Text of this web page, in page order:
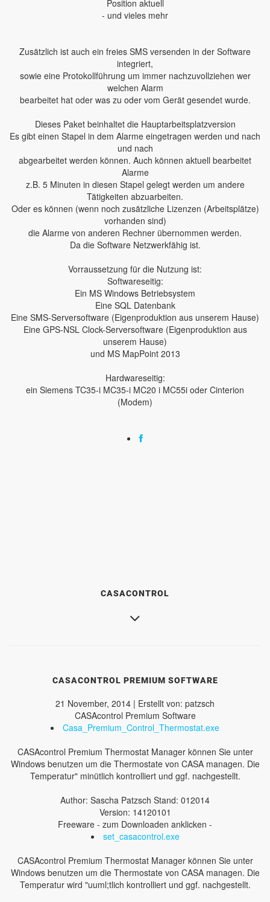
Position aktuell
- und vieles mehr
Zusätzlich ist auch ein freies SMS versenden in der Software
integriert,
sowie eine Protokollführung um immer nachzuvollziehen wer
welchen Alarm
bearbeitet hat oder was zu oder vom Gerät gesendet wurde.
Dieses Paket beinhaltet die Hauptarbeitsplatzversion
Es gibt einen Stapel in dem Alarme eingetragen werden und nach
und nach
abgearbeitet werden können. Auch können aktuell bearbeitet
Alarme
z.B. 5 Minuten in diesen Stapel gelegt werden um andere
Tätigkeiten abzuarbeiten.
Oder es können (wenn noch zusätzliche Lizenzen (Arbeitsplätze)
vorhanden sind)
die Alarme von anderen Rechner übernommen werden.
Da die Software Netzwerkfähig ist.
Vorraussetzung für die Nutzung ist:
Softwareseitig:
Ein MS Windows Betriebsystem
Eine SQL Datenbank
Eine SMS-Serversoftware (Eigenproduktion aus unserem Hause)
Eine GPS-NSL Clock-Serversoftware (Eigenproduktion aus
unserem Hause)
und MS MapPoint 2013
Hardwareseitig:
ein Siemens TC35-i MC35-i MC20 i MC55i oder Cinterion
(Modem)
CASACONTROL
CASACONTROL PREMIUM SOFTWARE
21 November, 2014 | Erstellt von: patzsch
CASAcontrol Premium Software
Casa_Premium_Control_Thermostat.exe
CASAcontrol Premium Thermostat Manager können Sie unter
Windows benutzen um die Thermostate von CASA managen. Die
Temperatur" minütlich kontrolliert und ggf. nachgestellt.
Author: Sascha Patzsch Stand: 012014
Version: 14120101
Freeware - zum Downloaden anklicken -
set_casacontrol.exe
CASAcontrol Premium Thermostat Manager können Sie unter
Windows benutzen um die Thermostate von CASA managen. Die
Temperatur wird "uuml;tlich kontrolliert und ggf. nachgestellt.